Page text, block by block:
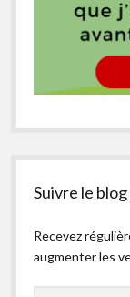
Suivre le blog
Recevez
augmenter les